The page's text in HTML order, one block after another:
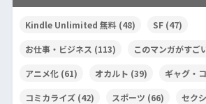
Kindle Unlimited 無料(48) SF(47)
お仕事・ビジネス (113) このマンガがすご
アニメ化(61) オカルト (39) ギャグ・
コミカライズ(42) スポーツ (66) セク